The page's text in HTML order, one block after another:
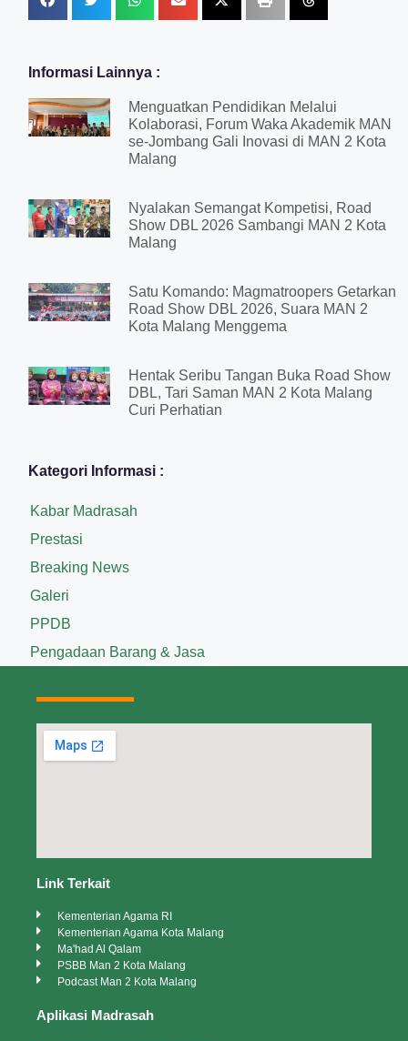
Informasi Lainnya :
Menguatkan Pendidikan Melalui
Kolaborasi, Forum Waka Akademik MAN
se-Jombang Gali Inovasi di MAN 2 Kota
Malang
Nyalakan Semangat Kompetisi, Road
Show DBL 2026 Sambangi MAN 2 Kota
Malang
Satu Komando: Magmatroopers Getarkan
Road Show DBL 2026, Suara MAN 2
Kota Malang Menggema
Hentak Seribu Tangan Buka Road Show
DBL, Tari Saman MAN 2 Kota Malang
Curi Perhatian
Kategori Informasi :
Kabar Madrasah
Prestasi
Breaking News
Galeri
PPDB
Pengadaan Barang & Jasa
Link Terkait
Kementerian Agama RI
Kementerian Agama Kota Malang
Ma'had Al Qalam
PSBB Man 2 Kota Malang
Podcast Man 2 Kota Malang
Aplikasi Madrasah